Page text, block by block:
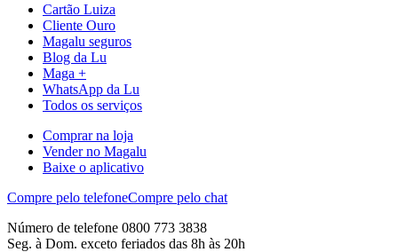
Cartão Luiza
Cliente Ouro
Magalu seguros
Blog da Lu
Maga +
WhatsApp da Lu
Todos os serviços
Comprar na loja
Vender no Magalu
Baixe o aplicativo
Compre pelo telefoneCompre pelo chat
Número de telefone 0800 773 3838
Seg. à Dom. exceto feriados das 8h às 20h